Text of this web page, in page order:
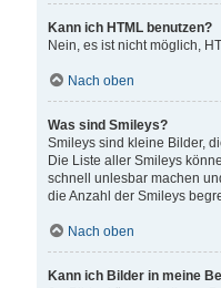
Kann ich HTML benutzen?
Nein, es ist nicht möglich,
Nach oben
Was sind Smileys?
Smileys sind kleine Bilder,
Die Liste aller Smileys
schnell unlesbar machen
die Anzahl der Smileys
Nach oben
Kann ich Bilder in meine